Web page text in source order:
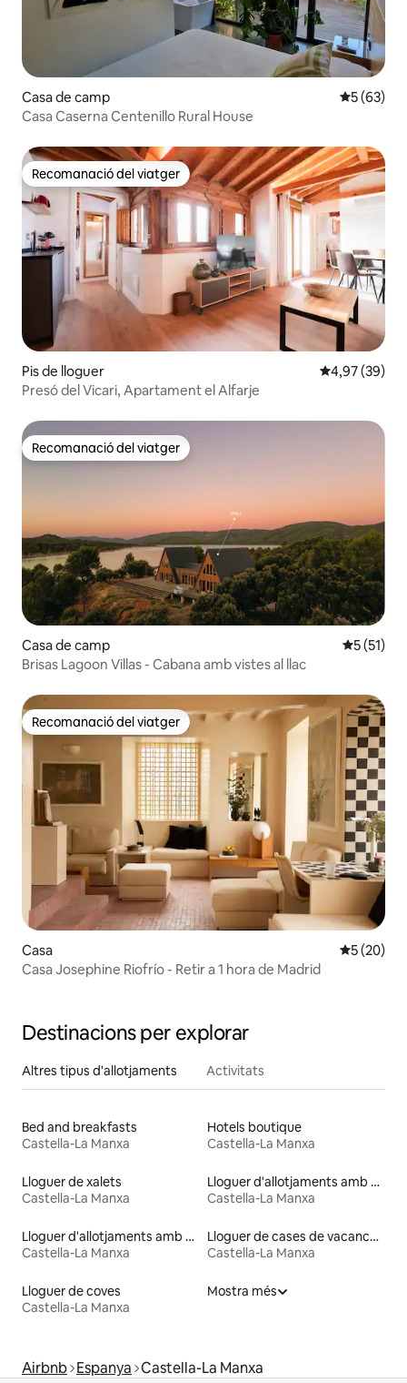
Casa de camp 5 de
5 (63)
Casa Caserna Centenillo Rural House
Recomanació del viatger
Recomanació del viatger
Pis de lloguer 4,97 de
4,97 (39)
Presó del Vicari, Apartament el Alfarje
Recomanació del viatger
Recomanació del viatger
Casa de camp 5 de
5 (51)
Brisas Lagoon Villas - Cabana amb vistes al llac
Recomanació del viatger
Recomanació del viatger
Casa 5 de
5 (20)
Casa Josephine Riofrío - Retir a 1 hora de Madrid
Destinacions per explorar
Altres tipus d'allotjaments Activitats
Bed and breakfasts
Castella-La Manxa
Hotels boutique
Castella-La Manxa
Lloguer de xalets
Castella-La Manxa
Lloguer d'allotjaments amb piscina
Castella-La Manxa
Lloguer d'allotjaments amb sauna
Castella-La Manxa
Lloguer de cases de vacances
Castella-La Manxa
Lloguer de coves
Castella-La Manxa
Mostra més
Airbnb Espanya Castella-La Manxa